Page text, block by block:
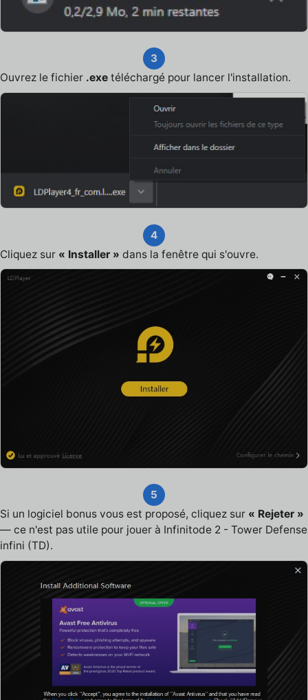
3
Ouvrez le fichier .exe téléchargé pour lancer l'installation.
4
Cliquez sur « Installer » dans la fenêtre qui s'ouvre.
5
Si un logiciel bonus vous est proposé, cliquez sur « Rejeter »
— ce n'est pas utile pour jouer à Infinitode 2 - Tower Defense
infini (TD).